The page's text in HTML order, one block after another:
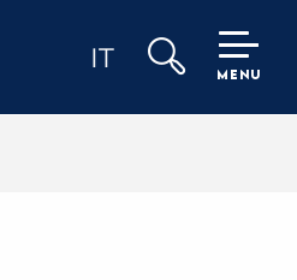
IT
MENU